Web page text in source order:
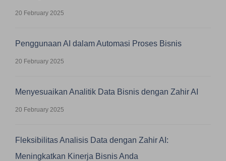
20 February 2025
Penggunaan AI dalam Automasi Proses Bisnis
20 February 2025
Menyesuaikan Analitik Data Bisnis dengan Zahir AI
20 February 2025
Fleksibilitas Analisis Data dengan Zahir AI:
Meningkatkan Kinerja Bisnis Anda